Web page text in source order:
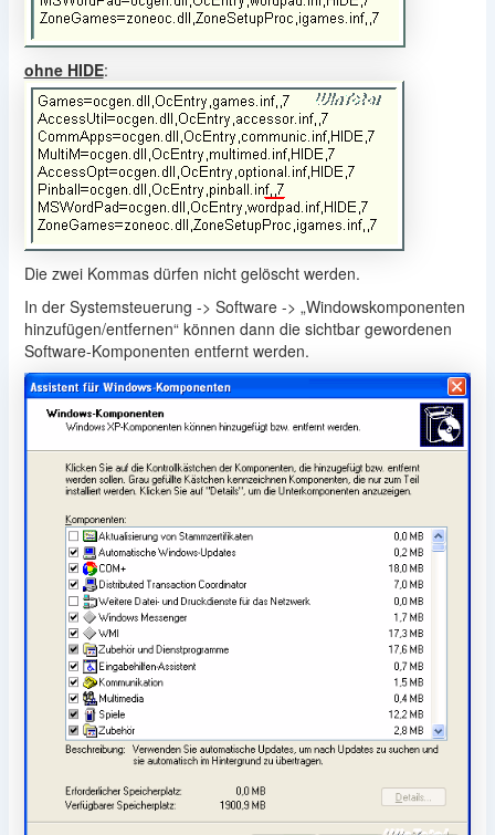
ohne HIDE:
Die zwei Kommas dürfen nicht gelöscht werden.
In der Systemsteuerung -> Software -> „Windowskomponenten
hinzufügen/entfernen“ können dann die sichtbar gewordenen
Software-Komponenten entfernt werden.